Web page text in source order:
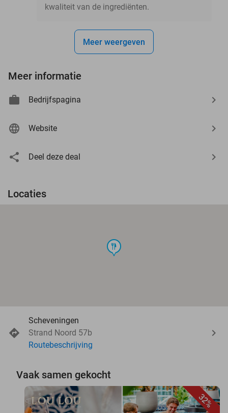
kwaliteit van de ingrediënten.
Meer weergeven
Meer informatie
Bedrijfspagina
Website
Deel deze deal
Locaties
food
Scheveningen
Strand Noord 57b
Routebeschrijving
Vaak samen gekocht
32%